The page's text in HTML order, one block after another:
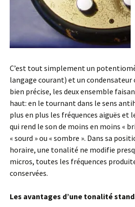
C’est tout simplement un
langage courant) et un condensateur
bien précise, les deux ensemble
haut: en le tournant dans le sens
plus en plus les fréquences aiguës et
qui rend le son de moins en moins «
« sourd » ou « sombre ». Dans sa
horaire, une tonalité ne modifie
micros, toutes les fréquences
conservées.
Les avantages d’une tonalité